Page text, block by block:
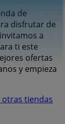
de
disfrutar de
a
ti este
ofertas
y empieza
otras tiendas